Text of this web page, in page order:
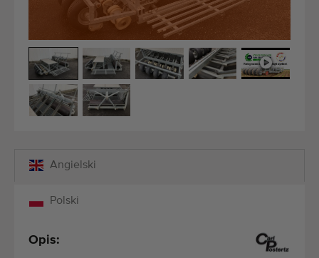
Maszyny rolnicze i ogrodnicze dobrej jakości
Wykwalifikowany personel
Dostawa na całym świecie
działamy od 1977 roku
Polski
Angielski
Opis: